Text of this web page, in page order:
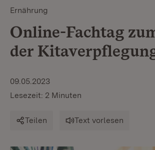
Ernährung
Online-Fachtag
der
09.05.2023
Lesezeit: 2 Minuten
Teilen Text vorlesen